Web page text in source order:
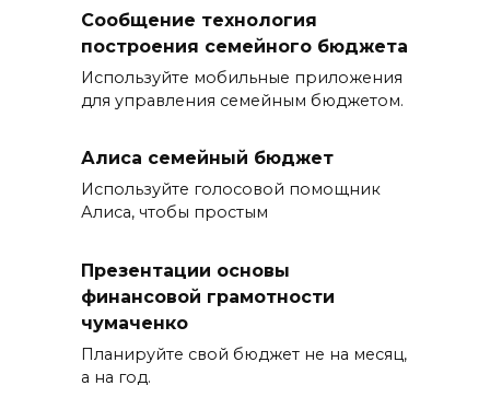
Сообщение технология
построения семейного бюджета
Используйте мобильные приложения
для управления семейным бюджетом.
Алиса семейный бюджет
Используйте голосовой помощник
Алиса, чтобы простым
Презентации основы
финансовой грамотности
чумаченко
Планируйте свой бюджет не на месяц,
а на год.